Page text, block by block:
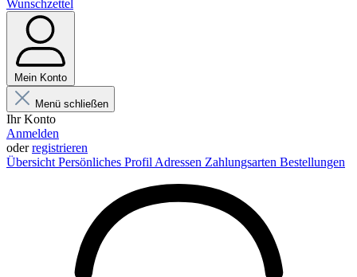
Wunschzettel
Mein Konto
Menü schließen
Ihr Konto
Anmelden
oderregistrieren
Übersicht Persönliches Profil Adressen Zahlungsarten Bestellungen